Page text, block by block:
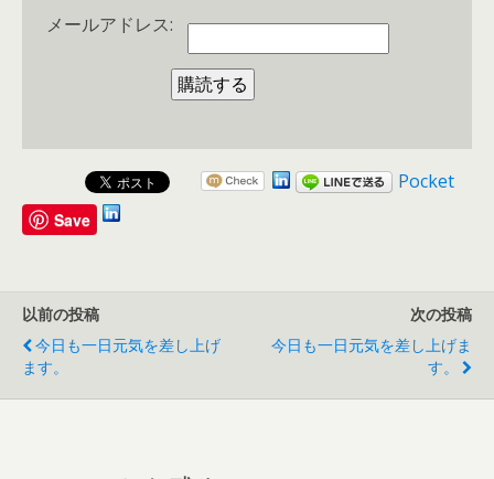
メールアドレス:
Pocket
Save
以前の投稿
今日も一日元気を差し上げ
ます。
次の投稿
今日も一日元気を差し上げま
す。